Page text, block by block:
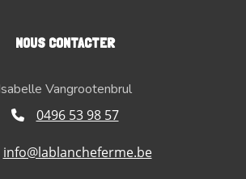
NOUS CONTACTER
Vangrootenbrul
0496 53 98 57
info@lablancheferme.be